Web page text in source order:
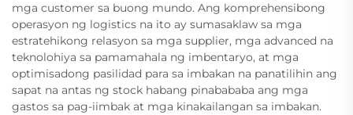
mga customer sa buong mundo. Ang komprehensibong
operasyon ng logistics na ito ay sumasaklaw sa mga
estratehikong relasyon sa mga supplier, mga advanced na
teknolohiya sa pamamahala ng imbentaryo, at mga
optimisadong pasilidad para sa imbakan na panatilihin ang
sapat na antas ng stock habang pinabababa ang mga
gastos sa pag-iimbak at mga kinakailangan sa imbakan.